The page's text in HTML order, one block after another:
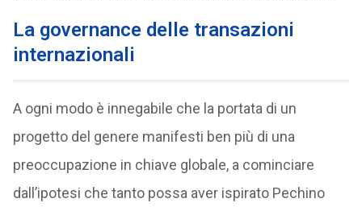
La governance delle transazioni
internazionali
A ogni modo è innegabile che la portata di un
progetto del genere manifesti ben più di una
preoccupazione in chiave globale, a cominciare
dall’ipotesi che tanto possa aver ispirato Pechino